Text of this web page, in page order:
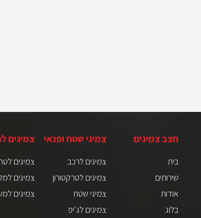
חצב צמיגים
בית
שירותים
אודות
בלוג
צמיגי שטח ופנאי
צמיגים לרכב
צמיגים לטרקטורון
צמיגי שטח
צמיגים לג'יפ
צמיגים
צמיגים
צמיגים
צמיגים